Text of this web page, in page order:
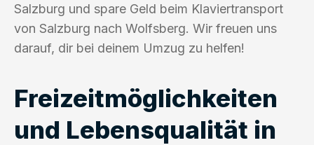
Salzburg und spare Geld beim Klaviertransport
von Salzburg nach Wolfsberg. Wir freuen uns
darauf, dir bei deinem Umzug zu helfen!
Freizeitmöglichkeiten
und Lebensqualität in